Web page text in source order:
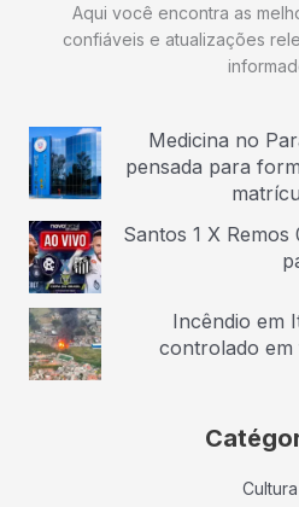
Aqui você encontra as
confiáveis e atualizações
Medicina no
pensada para
Santos 1 X
Incêndio em
controlado em
Cultura